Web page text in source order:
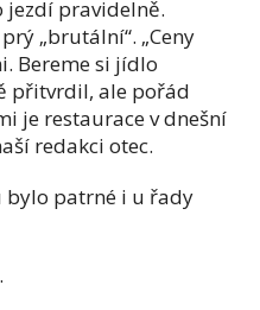
jezdí pravidelně.
„brutální“. „Ceny
Bereme si jídlo
přitvrdil, ale pořád
je restaurace v dnešní
redakci otec.
bylo patrné i u řady